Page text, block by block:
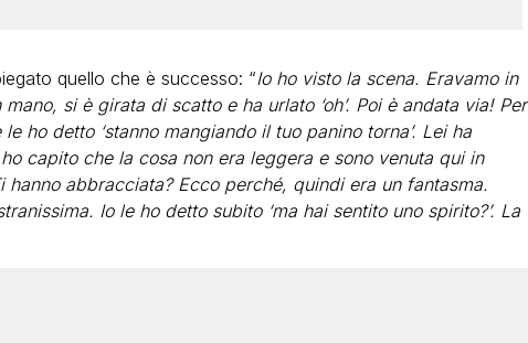
quello che è successo: “Io ho visto la scena. Eravamo in
si è girata di scatto e ha urlato ‘oh’. Poi è andata via! Per
ho detto ‘stanno mangiando il tuo panino torna’. Lei ha
capito che la cosa non era leggera e sono venuta qui in
hanno abbracciata? Ecco perché, quindi era un fantasma.
Io le ho detto subito ‘ma hai sentito uno spirito?’. La